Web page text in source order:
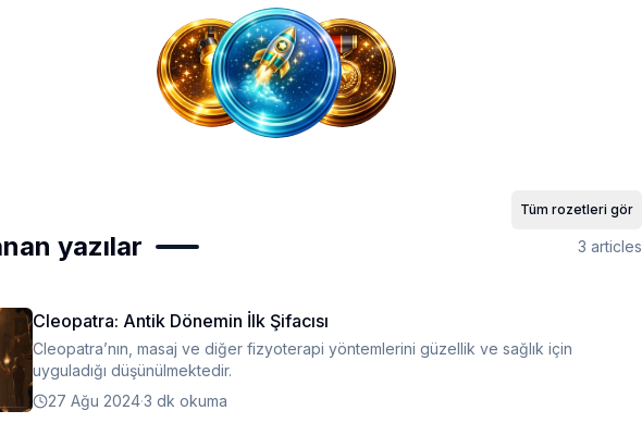
Tüm rozetleri gör
yazılar 3 articles
Cleopatra: Antik Dönemin İlk Şifacısı
Cleopatra’nın, masaj ve diğer fizyoterapi yöntemlerini güzellik ve sağlık için
uyguladığı düşünülmektedir.
27 Ağu 2024·3 dk okuma